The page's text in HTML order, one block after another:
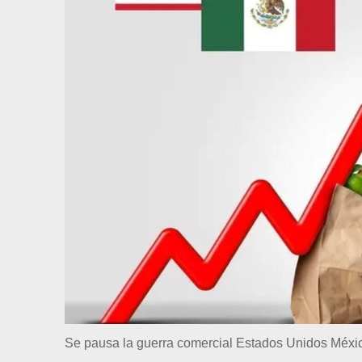
Se pausa la guerra comercial Estados Unidos